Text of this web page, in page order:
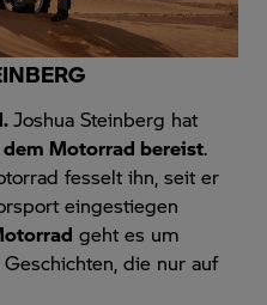
Joshua Steinberg hat
Motorrad bereist.
fesselt ihn, seit er
eingestiegen
geht es um
die nur auf